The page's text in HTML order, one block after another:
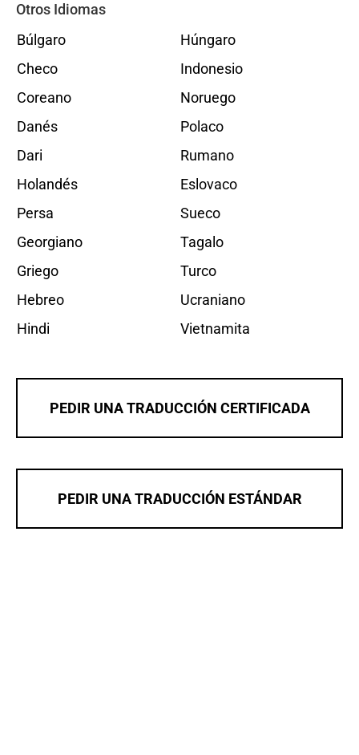
Otros Idiomas
Búlgaro
Checo
Coreano
Danés
Dari
Holandés
Persa
Georgiano
Griego
Hebreo
Hindi
Húngaro
Indonesio
Noruego
Polaco
Rumano
Eslovaco
Sueco
Tagalo
Turco
Ucraniano
Vietnamita
PEDIR UNA TRADUCCIÓN CERTIFICADA
PEDIR UNA TRADUCCIÓN ESTÁNDAR